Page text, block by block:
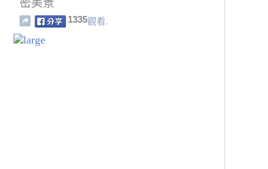
密美景
1335觀看.